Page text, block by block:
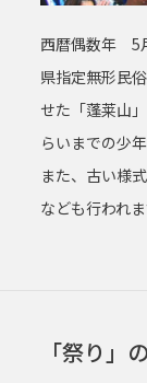
西暦偶数年 5
県指定無形民
せた「蓬莱山
らいまでの少
また、古い様
なども行われま
「祭り」